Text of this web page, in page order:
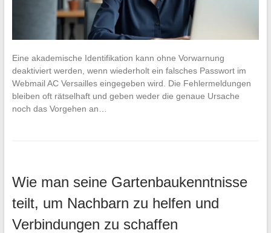
Eine akademische Identifikation kann ohne Vorwarnung
deaktiviert werden, wenn wiederholt ein falsches Passwort im
Webmail AC Versailles eingegeben wird. Die Fehlermeldungen
bleiben oft rätselhaft und geben weder die genaue Ursache
noch das Vorgehen an…
Wie man seine Gartenbaukenntnisse
teilt, um Nachbarn zu helfen und
Verbindungen zu schaffen